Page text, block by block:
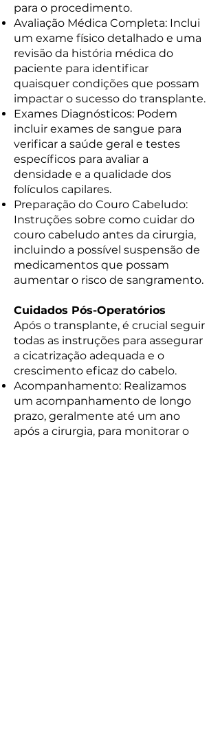
para o procedimento.
Avaliação Médica Completa: Inclui
um exame físico detalhado e uma
revisão da história médica do
paciente para identificar
quaisquer condições que possam
impactar o sucesso do transplante.
Exames Diagnósticos: Podem
incluir exames de sangue para
verificar a saúde geral e testes
específicos para avaliar a
densidade e a qualidade dos
folículos capilares.
Preparação do Couro Cabeludo:
Instruções sobre como cuidar do
couro cabeludo antes da cirurgia,
incluindo a possível suspensão de
medicamentos que possam
aumentar o risco de sangramento.
Cuidados Pós-Operatórios
Após o transplante, é crucial seguir
todas as instruções para assegurar
a cicatrização adequada e o
crescimento eficaz do cabelo.
Acompanhamento: Realizamos
um acompanhamento de longo
prazo, geralmente até um ano
após a cirurgia, para monitorar o